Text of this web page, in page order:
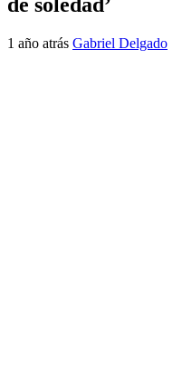
1 año atrás Gabriel Delgado